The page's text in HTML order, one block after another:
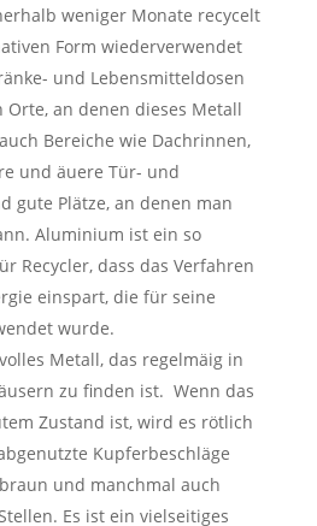
weniger Monate recycelt
Form wiederverwendet
und Lebensmitteldosen
an denen dieses Metall
Bereiche wie Dachrinnen,
und äuere Tür- und
gute Plätze, an denen man
Aluminium ist ein so
Recycler, dass das Verfahren
einspart, die für seine
wurde.
Metall, das regelmäig in
zu finden ist. Wenn das
Zustand ist, wird es rötlich
Kupferbeschläge
und manchmal auch
Es ist ein vielseitiges